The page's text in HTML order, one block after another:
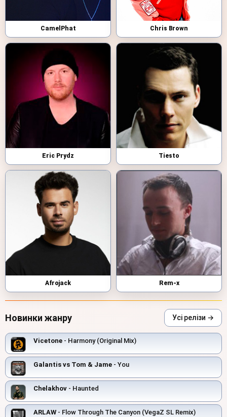
CamelPhat Chris Brown
Eric Prydz Tiesto
Afrojack Rem-x
Новинки жанру Усі релізи →
Vicetone - Harmony (Original Mix)
Galantis vs Tom & Jame - You
Chelakhov - Haunted
ARLAW - Flow Through The Canyon (VegaZ SL Remix)